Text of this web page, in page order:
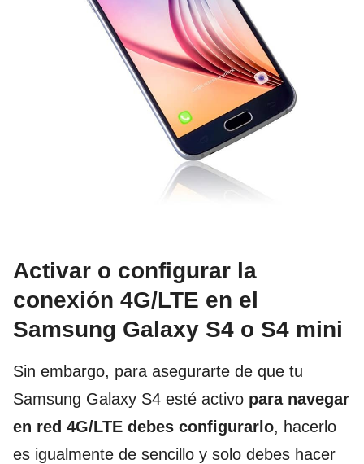
Activar o configurar la
conexión 4G/LTE en el
Samsung Galaxy S4 o S4 mini
Sin embargo, para asegurarte de que tu
Samsung Galaxy S4 esté activo para navegar
en red 4G/LTE debes configurarlo, hacerlo
es igualmente de sencillo y solo debes hacer